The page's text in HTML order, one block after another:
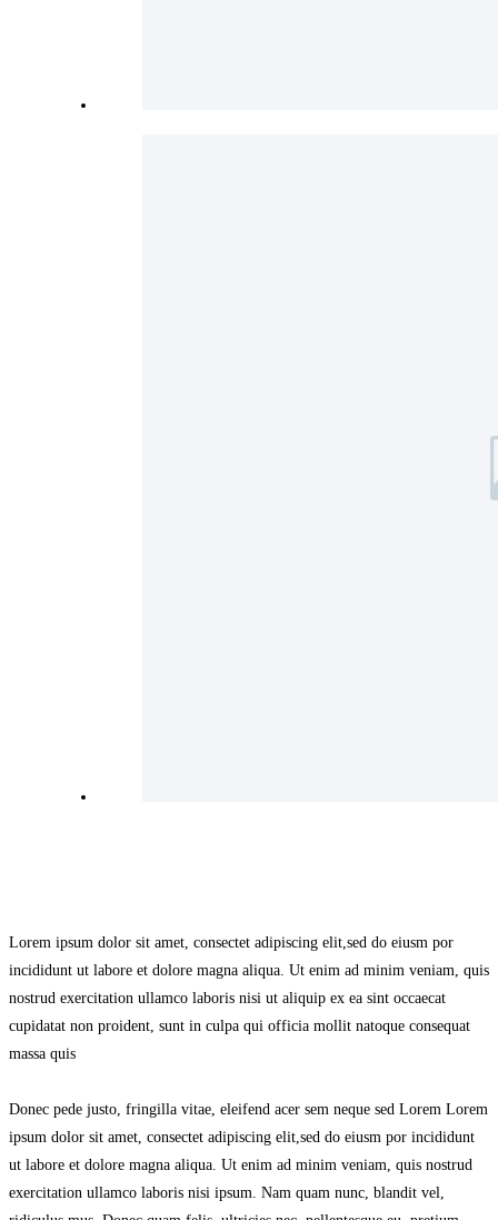
Lorem ipsum dolor sit amet, consectet adipiscing elit,sed do eiusm por
incididunt ut labore et dolore magna aliqua. Ut enim ad minim veniam, quis
nostrud exercitation ullamco laboris nisi ut aliquip ex ea sint occaecat
cupidatat non proident, sunt in culpa qui officia mollit natoque consequat
massa quis
Donec pede justo, fringilla vitae, eleifend acer sem neque sed Lorem Lorem
ipsum dolor sit amet, consectet adipiscing elit,sed do eiusm por incididunt
ut labore et dolore magna aliqua. Ut enim ad minim veniam, quis nostrud
exercitation ullamco laboris nisi ipsum. Nam quam nunc, blandit vel,